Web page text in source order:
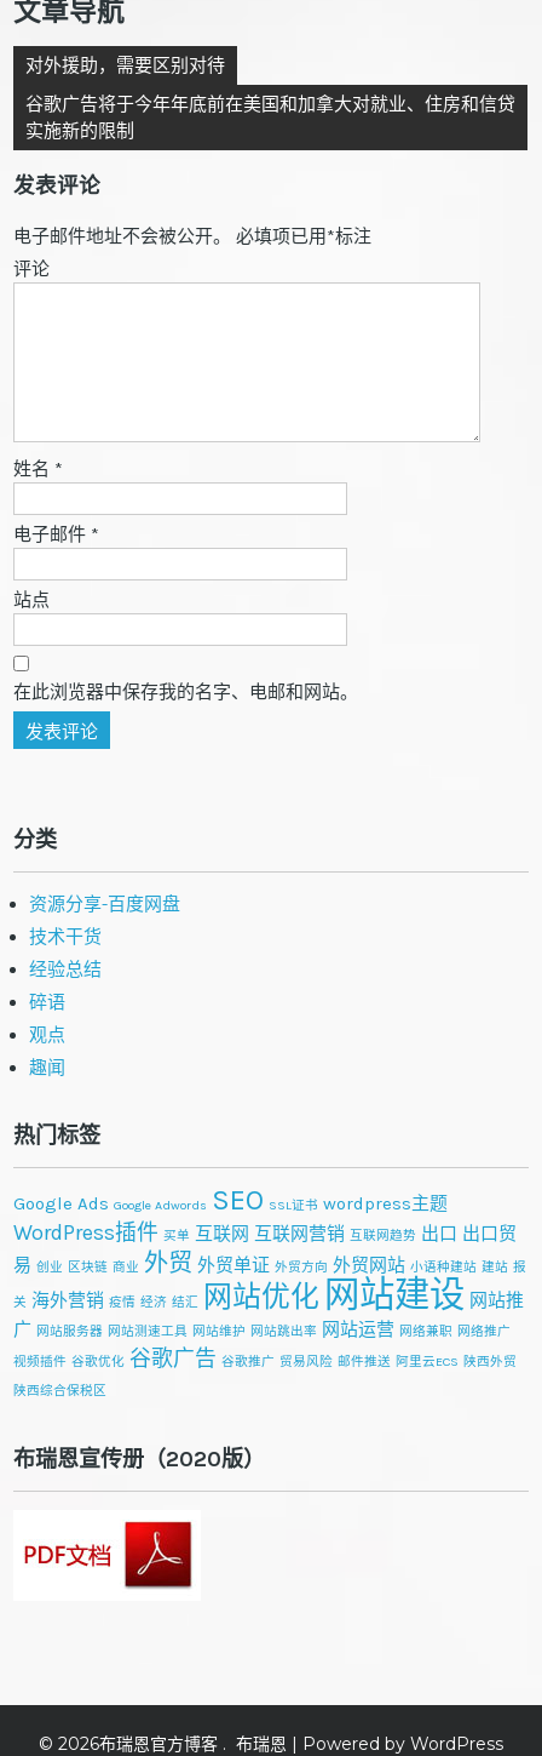
文章导航
对外援助，需要区别对待
谷歌广告将于今年年底前在美国和加拿大对就业、住房和信贷
实施新的限制
发表评论
电子邮件地址不会被公开。 必填项已用*标注
评论
姓名 *
电子邮件 *
站点
在此浏览器中保存我的名字、电邮和网站。
分类
资源分享-百度网盘
技术干货
经验总结
碎语
观点
趣闻
热门标签
Google Ads Google Adwords SEO SSL证书 wordpress主题
WordPress插件 买单 互联网 互联网营销 互联网趋势 出口 出口贸
易 创业 区块链 商业 外贸 外贸单证 外贸方向 外贸网站 小语种建站 建站 报
关 海外营销 疫情 经济 结汇 网站优化 网站建设 网站推
广 网站服务器 网站测速工具 网站维护 网站跳出率 网站运营 网络兼职 网络推广
视频插件 谷歌优化 谷歌广告 谷歌推广 贸易风险 邮件推送 阿里云ECS 陕西外贸
陕西综合保税区
布瑞恩宣传册（2020版）
© 2026布瑞恩官方博客 . 布瑞恩 | Powered by WordPress